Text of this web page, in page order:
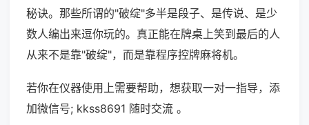
秘诀。那些所谓的"破绽"多半是段子、是传说、是少
数人编出来逗你玩的。真正能在牌桌上笑到最后的人
从来不是靠"破绽"，而是靠程序控牌麻将机。
若你在仪器使用上需要帮助，想获取一对一指导，添
加微信号; kkss8691 随时交流 。